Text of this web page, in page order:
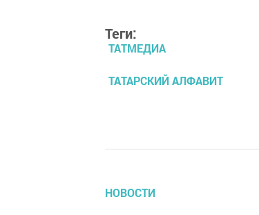
Теги:
ТАТМЕДИА
ТАТАРСКИЙ АЛФАВИТ
НОВОСТИ